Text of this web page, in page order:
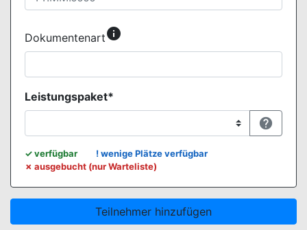
Dokumentenartinfo
Leistungspaket*

WEBBUCHUNG.VIEW.KONTINGENTE.LEGENDE.TITLE
✓verfügbar ! wenige Plätze verfügbar
✗ ausgebucht (nur Warteliste)
Teilnehmer hinzufügen